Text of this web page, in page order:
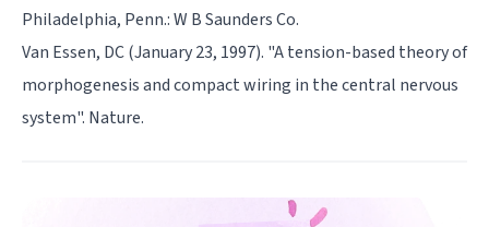
Philadelphia, Penn.: W B Saunders Co.
Van Essen, DC (January 23, 1997). "A tension-based theory of
morphogenesis and compact wiring in the central nervous
system". Nature.